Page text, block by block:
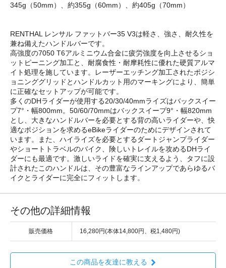
345g（50mm）、約355g（60mm）、約405g（70mm）
RENTHAL レンサル ファットバー35 V3は軽さ、強さ、耐久性を
兼ね備えたハンドルバーです。
高強度の7050 T6アルミニウム合金に疲労強度を向上させるショ
ットピーニング加工と、耐腐食性・耐摩耗性に優れた硬質アルマ
イト処理を施しています。レーザーエッチング加工されたポジシ
ョニンググリッドとハンドルカット用のマーキングにより、簡単
に正確なセットアップが可能です。
多くのDHライダーが使用する20/30/40mmライズはバックスイー
プ7°・幅800mm。50/60/70mmはバックスイープ9°・幅820mm
とし、大きなハンドルバーを必要とする背の高いライダーや、快
適なポジションを求めるeBikeライダーのためにデザインされて
います。また、ハイライズを必要とするダートジャンプライダー
やショートトラベルのバイク、険しいトレイルを攻めるDHライ
ダーにも最適です。激しいライドを確実に支えるよう、タフに設
計されたこのハンドルは、その豊富なラインアップであらゆるバ
イクとライダーに完全にフィットします。
その他の詳細情報
販売価格 16,280円(本体14,800円、税1,480円)
この商品を友達に教える